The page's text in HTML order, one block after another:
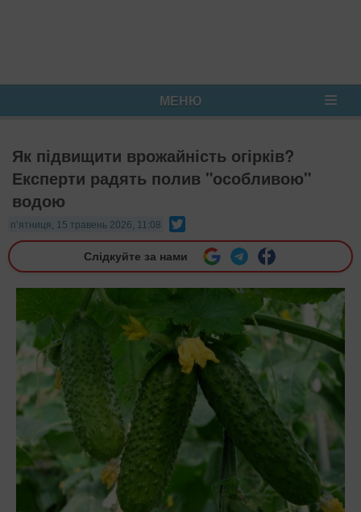
МЕНЮ
Як підвищити врожайність огірків?
Експерти радять полив "особливою"
водою
п’ятниця, 15 травень 2026, 11:08
Слідкуйте за нами